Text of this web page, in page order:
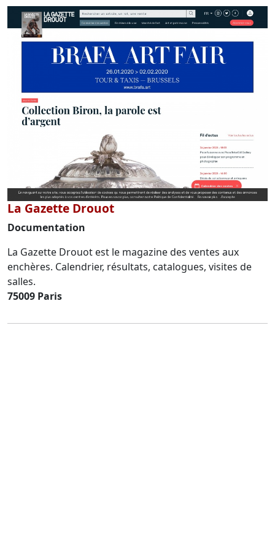
La Gazette Drouot
Documentation
La Gazette Drouot est le magazine des ventes aux
enchères. Calendrier, résultats, catalogues, visites de
salles.
75009 Paris